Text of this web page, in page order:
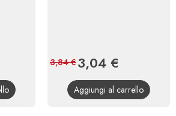
Prezzo
3,04 €
base
3,84 €
Aggiungi al carrello